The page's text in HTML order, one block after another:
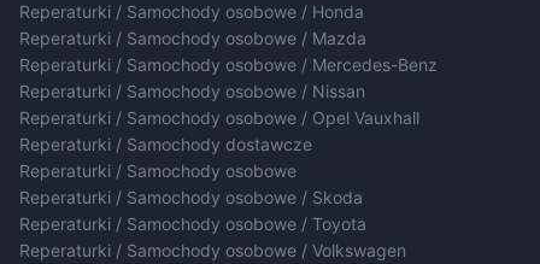
Reperaturki / Samochody osobowe / Honda
Reperaturki / Samochody osobowe / Mazda
Reperaturki / Samochody osobowe / Mercedes-Benz
Reperaturki / Samochody osobowe / Nissan
Reperaturki / Samochody osobowe / Opel Vauxhall
Reperaturki / Samochody dostawcze
Reperaturki / Samochody osobowe
Reperaturki / Samochody osobowe / Skoda
Reperaturki / Samochody osobowe / Toyota
Reperaturki / Samochody osobowe / Volkswagen